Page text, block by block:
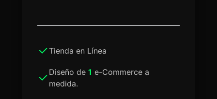
Tienda en Línea
Diseño de 1 e-Commerce a
medida.